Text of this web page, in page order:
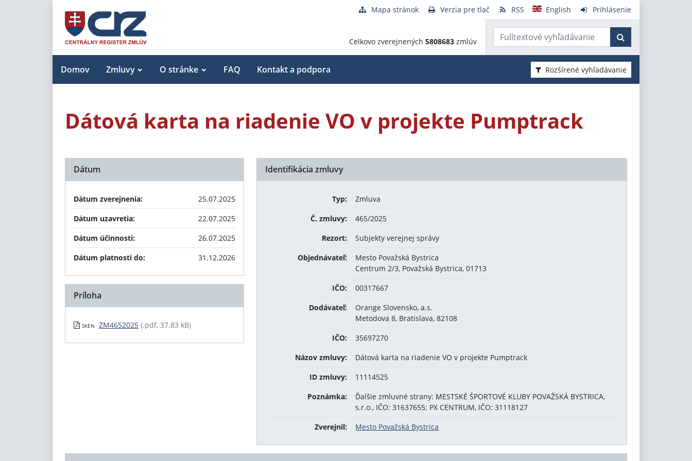
Mapa stránok Verzia pre tlač RSS English Prihlásenie
Celkovo zverejnených 5808683 zmlúv
Domov Zmluvy O stránke FAQ Kontakt a podpora Rozšírené vyhľadávanie
Dátová karta na riadenie VO v projekte Pumptrack
Identifikácia zmluvy
Typ:
Zmluva
Č. zmluvy:
465/2025
Rezort:
Subjekty verejnej správy
Objednávateľ:
Mesto Považská Bystrica
Centrum 2/3, Považská Bystrica, 01713
IČO:
00317667
Dodávateľ:
Orange Slovensko, a.s.
Metodova 8, Bratislava, 82108
IČO:
35697270
Názov zmluvy:
Dátová karta na riadenie VO v projekte Pumptrack
ID zmluvy:
11114525
Poznámka:
Ďalšie zmluvné strany: MESTSKÉ ŠPORTOVÉ KLUBY POVAŽSKÁ BYSTRICA,
s.r.o., IČO: 31637655; PX CENTRUM, IČO: 31118127
Zverejnil:
Mesto Považská Bystrica
Dátum
Dátum zverejnenia:
25.07.2025
Dátum uzavretia:
22.07.2025
Dátum účinnosti:
26.07.2025
Dátum platnosti do:
31.12.2026
Príloha
SKEN ZM4652025 (.pdf, 37.83 kB)